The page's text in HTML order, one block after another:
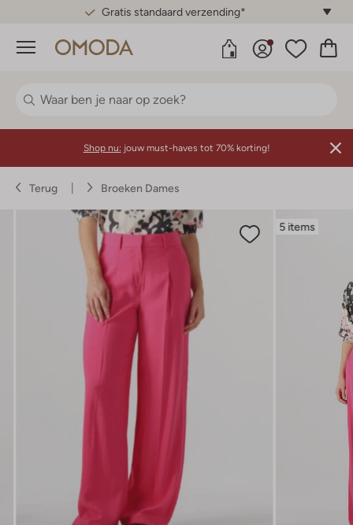
Gratis standaard verzending*
Menu
Shop nu: jouw must-haves tot 70% korting!
Terug Broeken Dames
5 items